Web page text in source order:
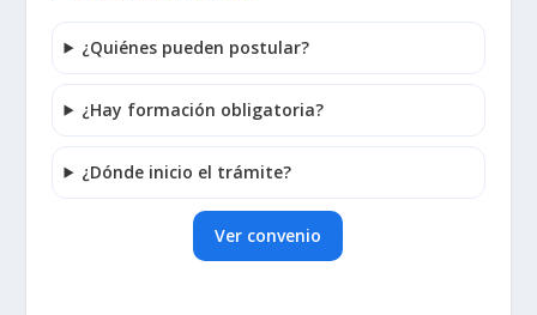
¿Quiénes pueden postular?
¿Hay formación obligatoria?
¿Dónde inicio el trámite?
Ver convenio